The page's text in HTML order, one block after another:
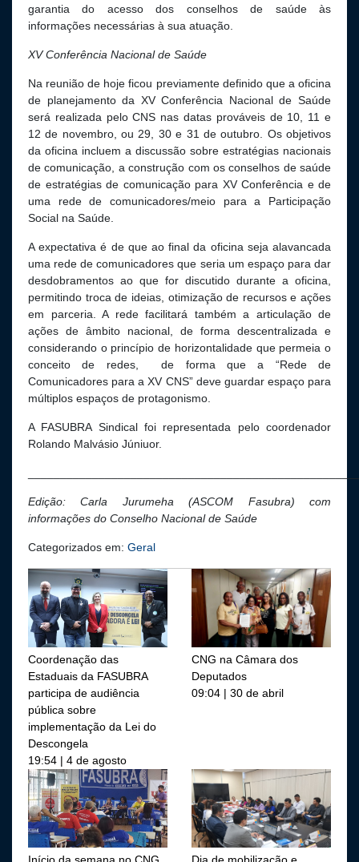
garantia do acesso dos conselhos de saúde às
informações necessárias à sua atuação.
XV Conferência Nacional de Saúde
Na reunião de hoje ficou previamente definido que a oficina
de planejamento da XV Conferência Nacional de Saúde
será realizada pelo CNS nas datas prováveis de 10, 11 e
12 de novembro, ou 29, 30 e 31 de outubro. Os objetivos
da oficina incluem a discussão sobre estratégias nacionais
de comunicação, a construção com os conselhos de saúde
de estratégias de comunicação para XV Conferência e de
uma rede de comunicadores/meio para a Participação
Social na Saúde.
A expectativa é de que ao final da oficina seja alavancada
uma rede de comunicadores que seria um espaço para dar
desdobramentos ao que for discutido durante a oficina,
permitindo troca de ideias, otimização de recursos e ações
em parceria. A rede facilitará também a articulação de
ações de âmbito nacional, de forma descentralizada e
considerando o princípio de horizontalidade que permeia o
conceito de redes, de forma que a “Rede de
Comunicadores para a XV CNS” deve guardar espaço para
múltiplos espaços de protagonismo.
A FASUBRA Sindical foi representada pelo coordenador
Rolando Malvásio Júniuor.
Edição: Carla Jurumeha (ASCOM Fasubra) com
informações do Conselho Nacional de Saúde
Categorizados em: Geral
Coordenação das
Estaduais da FASUBRA
participa de audiência
pública sobre
implementação da Lei do
Descongela
19:54 | 4 de agosto
CNG na Câmara dos
Deputados
09:04 | 30 de abril